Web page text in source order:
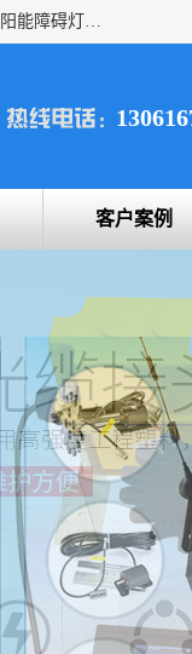
上海宇叶电子科技有限公司是吊钩视频监控、升降机监控、卸料平台监控、塔吊防碰撞、黑匣子防碰撞、风速仪，太阳能障碍灯安全提示灯等一系列升降机的常用配件产品专业研发生产加工的公司，拥有完整、科学的质量管理体系。
客户案例